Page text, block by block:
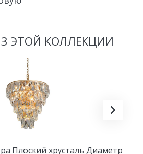
ЭТОЙ КОЛЛЕКЦИИ
Плоский хрусталь Диаметр